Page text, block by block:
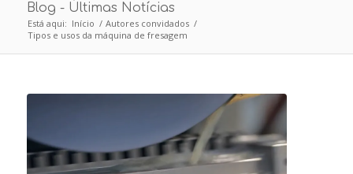
Blog - Últimas Notícias
Está aqui: Início / Autores convidados /
Tipos e usos da máquina de fresagem